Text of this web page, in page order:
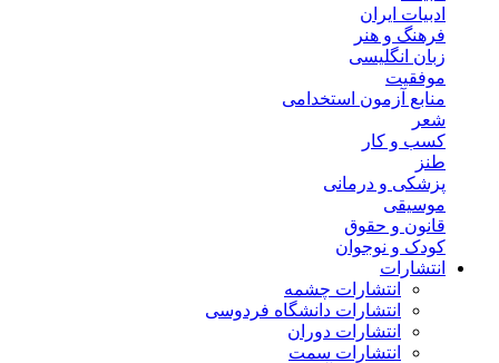
ادبیات ایران
فرهنگ و هنر
زبان انگلیسی
موفقیت
منابع آزمون استخدامی
شعر
کسب و کار
طنز
پزشکی و درمانی
موسیقی
قانون و حقوق
کودک و نوجوان
انتشارات
انتشارات چشمه
انتشارات دانشگاه فردوسی
انتشارات دوران
انتشارات سمت